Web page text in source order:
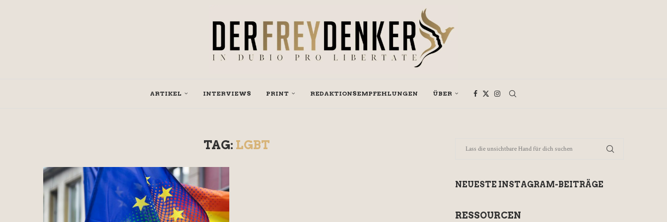
ARTIKEL INTERVIEWS PRINT REDAKTIONSEMPFEHLUNGEN ÜBER
TAG: LGBT
NEUESTE INSTAGRAM-BEITRÄGE
RESSOURCEN